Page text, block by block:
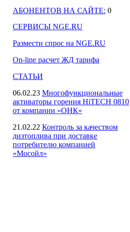
АБОНЕНТОВ НА САЙТЕ: 0
СЕРВИСЫ NGE.RU
Размести спрос на NGE.RU
On-line расчет ЖД тарифа
СТАТЬИ
06.02.23 Многофункциональные
активаторы горения HiTECH 0810
от компании «ОНК»
21.02.22 Контроль за качеством
дизтоплива при доставке
потребителю компанией
«Мосойл»